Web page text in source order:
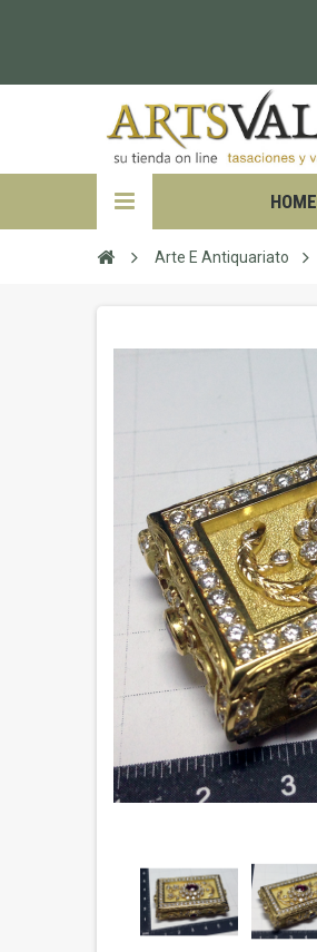
HOME
Arte E Antiquariato